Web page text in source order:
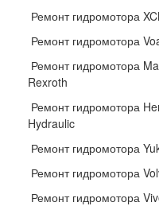
Ремонт гидромотора
Ремонт гидромотора
Ремонт гидромотора
Rexroth
Ремонт гидромотора
Hydraulic
Ремонт гидромотора
Ремонт гидромотора
Ремонт гидромотора